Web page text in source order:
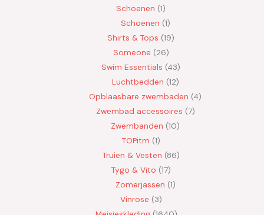
Schoenen 1
Schoenen 1
Shirts & Tops 19
Someone 26
Swim Essentials 43
Luchtbedden 12
Opblaasbare zwembaden 4
Zwembad accessoires 7
Zwembanden 10
TOPitm 1
Truien & Vesten 86
Tygo & Vito 17
Zomerjassen 1
Vinrose 3